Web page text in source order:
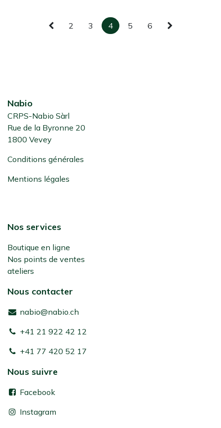
2 3 4 5 6
Nabio
CRPS-Nabio Sàrl
Rue de la Byronne 20
1800 Vevey
Conditions générales
Mentions légales
Nos services
Boutique en ligne
Nos points de ventes
ateliers
Nous contacter
nabio@nabio.ch
+41 21 922 42 12
+41 77 420 52 17
Nous suivre
Facebook
Instagram